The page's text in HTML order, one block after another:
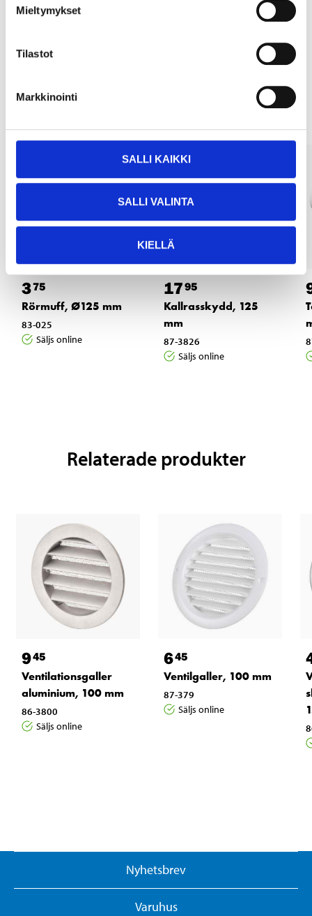
Mieltymykset
Tilastot
Markkinointi
SALLI KAIKKI
SALLI VALINTA
KIELLÄ
Köp & Hämta i ditt varuhus inom 2 timmar!
Andra kunder köpte också
375
Rörmuff, Ø125 mm
83-025
Säljs online
1795
Kallrasskydd, 125
mm
87-3826
Säljs online
Relaterade produkter
945
Ventilationsgaller
aluminium, 100 mm
86-3800
Säljs online
645
Ventilgaller, 100 mm
87-379
Säljs online
Nyhetsbrev
Varuhus